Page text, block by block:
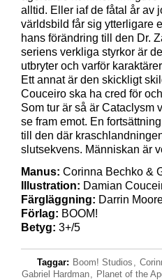
alltid. Eller iaf de fåtal år av
världsbild får sig ytterligare
hans förändring till den Dr.
seriens verkliga styrkor är
utbryter och varför
Ett annat är den skickligt
Couceiro ska ha cred för
Som tur är så är Cataclysm
se fram emot. En
till den där
slutsekvens. Människan är
Manus: Corinna Bechko &
Illustration: Damian
Färgläggning: Darrin
Förlag: BOOM!
Betyg: 3+/5
Taggar: Boom! Studios ,
Gabriel Hardman, Planet of the